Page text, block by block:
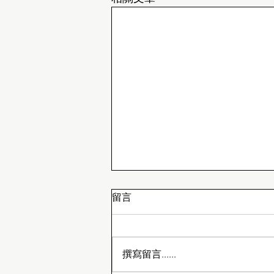
嘉道理在銅鑼灣
留言
撰寫留言......